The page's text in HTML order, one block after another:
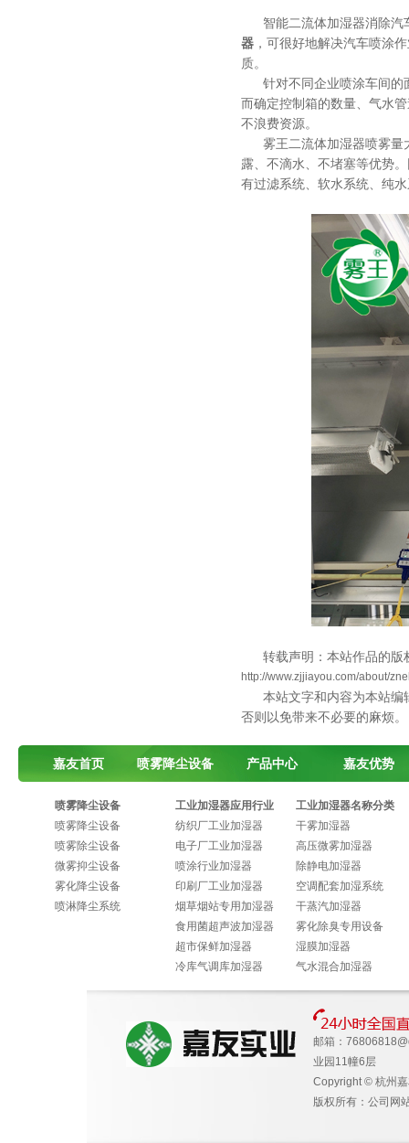
智能二流体加湿器消除
器 ，可很好地解决汽车喷涂
质。
针对不同企业喷涂车间
而确定控制箱的数量、气水
不浪费资源。
雾王二流体加湿器喷雾
露、不滴水、不堵塞等优势
有过滤系统、软水系统、纯
转载声明：本站作品的
http://www.zjjiayou.com/about/
本站文字和内容为本站
否则以免带来不必要的麻烦。
嘉友首页 喷雾降尘设备 产品中心 嘉友优势
喷雾降尘设备
喷雾降尘设备
喷雾除尘设备
微雾抑尘设备
雾化降尘设备
喷淋降尘系统
工业加湿器应用行业
纺织厂工业加湿器
电子厂工业加湿器
喷涂行业加湿器
印刷厂工业加湿器
烟草烟站专用加湿器
食用菌超声波加湿器
超市保鲜加湿器
冷库气调库加湿器
工业加湿器名称分类
干雾加湿器
高压微雾加湿器
除静电加湿器
空调配套加湿系统
干蒸汽加湿器
雾化除臭专用设备
湿膜加湿器
气水混合加湿器
邮箱：
业园11幢6层
Copyright © 杭州
版权所有：公司网